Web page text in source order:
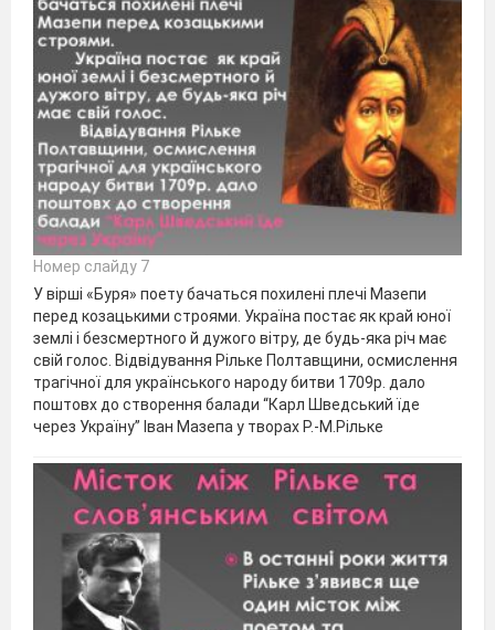
Номер слайду 7
У вірші «Буря» поету бачаться похилені плечі Мазепи
перед козацькими строями. Україна постає як край юної
землі і безсмертного й дужого вітру, де будь-яка річ має
свій голос. Відвідування Рільке Полтавщини, осмислення
трагічної для українського народу битви 1709р. дало
поштовх до створення балади “Карл Шведський їде
через Україну” Іван Мазепа у творах Р.-М.Рільке